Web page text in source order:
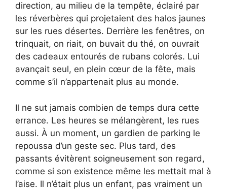
direction, au milieu de la tempête, éclairé par
les réverbères qui projetaient des halos jaunes
sur les rues désertes. Derrière les fenêtres, on
trinquait, on riait, on buvait du thé, on ouvrait
des cadeaux entourés de rubans colorés. Lui
avançait seul, en plein cœur de la fête, mais
comme s’il n’appartenait plus au monde.
Il ne sut jamais combien de temps dura cette
errance. Les heures se mélangèrent, les rues
aussi. À un moment, un gardien de parking le
repoussa d’un geste sec. Plus tard, des
passants évitèrent soigneusement son regard,
comme si son existence même les mettait mal à
l’aise. Il n’était plus un enfant, pas vraiment un